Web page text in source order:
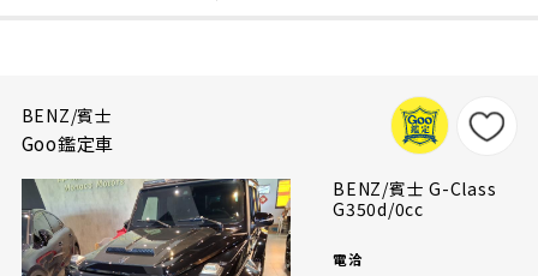
BENZ/賓士
Goo鑑定車
BENZ/賓士 G-Class
G350d/0cc
電洽